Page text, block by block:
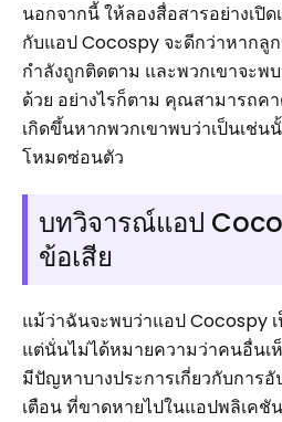
นอกจากนี้ ให้ลองสื่อสารอย่างเปิ
กับแอป Cocospy จะดีกว่าหากลู
กำลังถูกติดตาม และพวกเขาจะ
ด้วย อย่างไรก็ตาม คุณสามารถค
เกิดขึ้นหากพวกเขาพบว่าเป็นเช่น
โหมดซ่อนตัว
บทวิจารณ์แอป
ข้อเสีย
แม้ว่าฉันจะพบว่าแอป Cocospy
แต่นั่นไม่ได้หมายความว่าคนอื่นเ
มีปัญหาบางประการเกี่ยวกับการอั
เตือน ที่ขาดหายไปในแอปพลิเค